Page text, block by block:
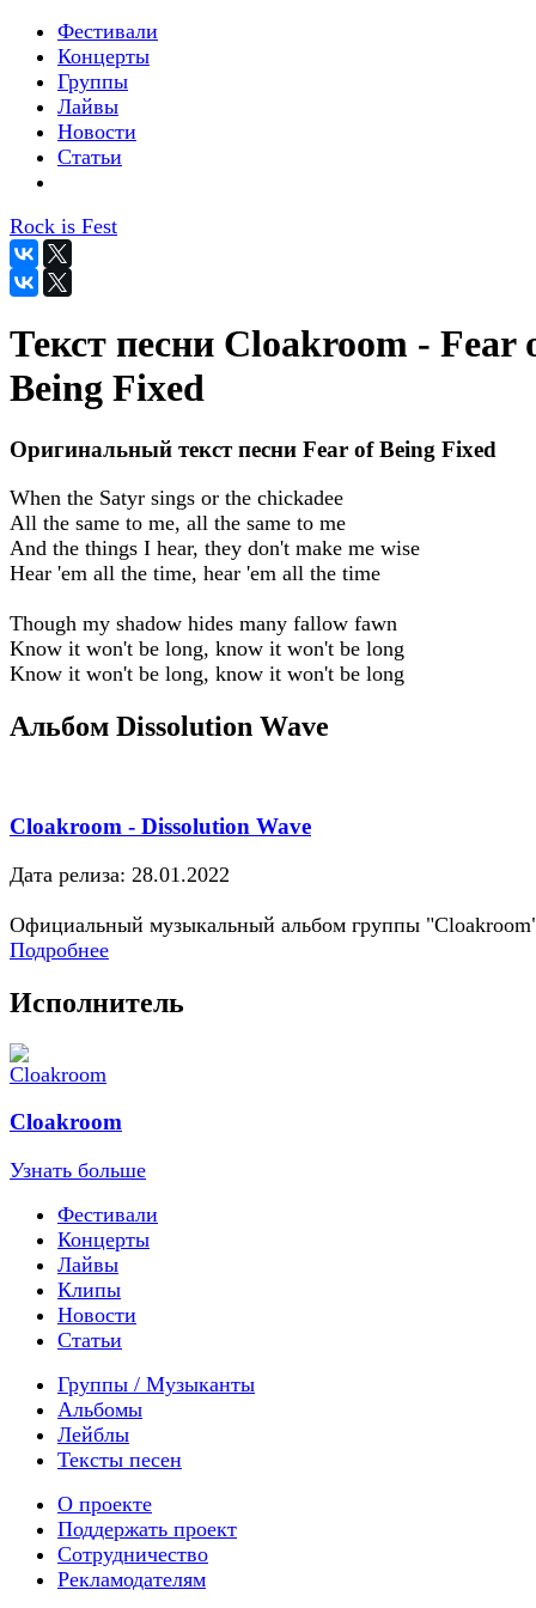
Фестивали
Концерты
Группы
Лайвы
Новости
Статьи
Rock is Fest
Текст песни Cloakroom - Fear
Being Fixed
Оригинальный текст песни Fear of Being Fixed
When the Satyr sings or the chickadee
All the same to me, all the same to me
And the things I hear, they don't make me wise
Hear 'em all the time, hear 'em all the time
Though my shadow hides many fallow fawn
Know it won't be long, know it won't be long
Know it won't be long, know it won't be long
Альбом Dissolution Wave
Cloakroom - Dissolution Wave
Дата релиза: 28.01.2022
Официальный музыкальный альбом группы
Подробнее
Исполнитель
Cloakroom
Узнать больше
Фестивали
Концерты
Лайвы
Клипы
Новости
Статьи
Группы / Музыканты
Альбомы
Лейблы
Тексты песен
О проекте
Поддержать проект
Сотрудничество
Рекламодателям